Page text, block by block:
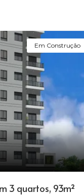
Em Construção
3 quartos, 93m²